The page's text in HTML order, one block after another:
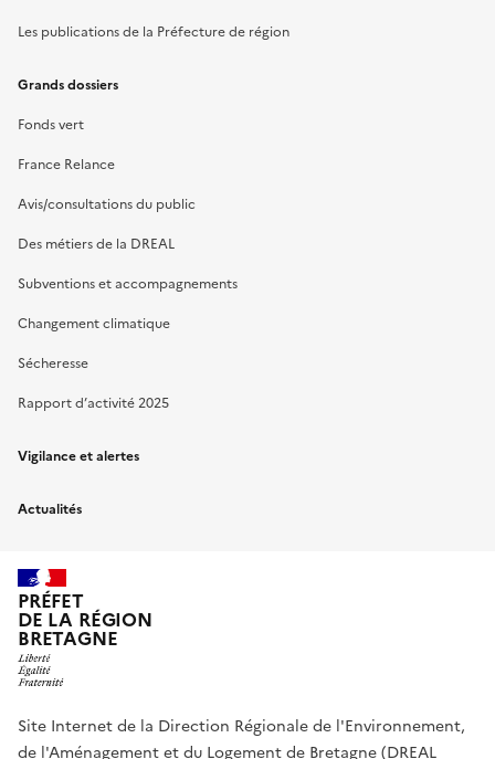
Les publications de la Préfecture de région
Grands dossiers
Fonds vert
France Relance
Avis/consultations du public
Des métiers de la DREAL
Subventions et accompagnements
Changement climatique
Sécheresse
Rapport d’activité 2025
Vigilance et alertes
Actualités
PRÉFET
DE LA RÉGION
BRETAGNE
Site Internet de la Direction Régionale de l'Environnement,
de l'Aménagement et du Logement de Bretagne (DREAL